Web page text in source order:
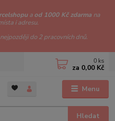
a od 1000 Kč zdarma na
i adresu.
do 2 pracovních dnů.
Menu
Hledat
0 ks
za 0,00 Kč